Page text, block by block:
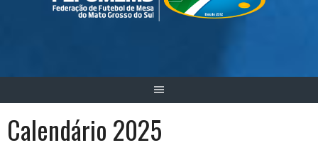
Calendário 2025